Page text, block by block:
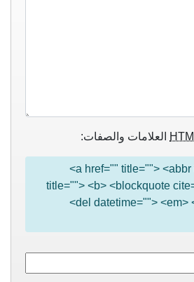
العلامات والصفات:
<a href="" title="">
title=""> <b> <blockquote
<del datetime=""> <em>